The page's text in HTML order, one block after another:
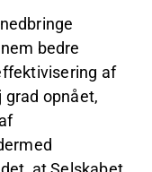
bedre
af
grad opnået,